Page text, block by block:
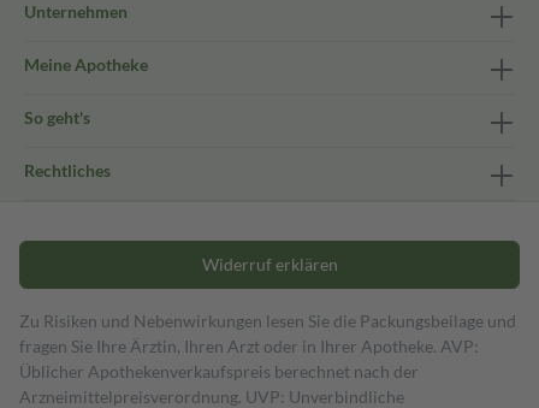
Unternehmen
Meine Apotheke
So geht's
Rechtliches
Widerruf erklären
Zu Risiken und Nebenwirkungen lesen Sie die Packungsbeilage und
fragen Sie Ihre Ärztin, Ihren Arzt oder in Ihrer Apotheke. AVP:
Üblicher Apothekenverkaufspreis berechnet nach der
Arzneimittelpreisverordnung. UVP: Unverbindliche